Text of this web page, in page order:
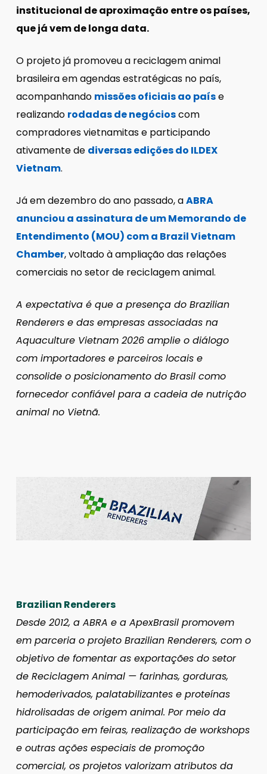
institucional de aproximação entre os países,
que já vem de longa data.
O projeto já promoveu a reciclagem animal
brasileira em agendas estratégicas no país,
acompanhando missões oficiais ao paíse
realizando rodadas de negócioscom
compradores vietnamitas e participando
ativamente de diversas edições do ILDEX
Vietnam.
Já em dezembro do ano passado, aABRA
anunciou a assinatura de um Memorando de
Entendimento (MOU) com a Brazil Vietnam
Chamber, voltado à ampliação das relações
comerciais no setor de reciclagem animal.
A expectativa é que a presença do Brazilian
Renderers e das empresas associadas na
Aquaculture Vietnam 2026 amplie o diálogo
com importadores e parceiros locais e
consolide o posicionamento do Brasil como
fornecedor confiável para a cadeia de nutrição
animal no Vietnã.
Brazilian Renderers
Desde 2012, a ABRA e a ApexBrasil promovem
em parceria o projeto Brazilian Renderers, com o
objetivo de fomentar as exportações do setor
de Reciclagem Animal — farinhas, gorduras,
hemoderivados, palatabilizantes e proteínas
hidrolisadas de origem animal. Por meio da
participação em feiras, realização de workshops
e outras ações especiais de promoção
comercial, os projetos valorizam atributos da